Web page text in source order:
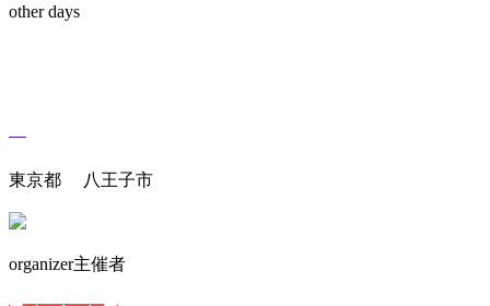
other days
東京都 八王子市
organizer主催者